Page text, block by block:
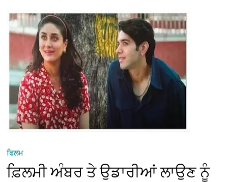
ਫਿਲਮ
ਫ਼ਿਲਮੀ ਅੰਬਰ ਤੇ ਉਡਾਰੀਆਂ ਲਾਉਣ ਨੂੰ